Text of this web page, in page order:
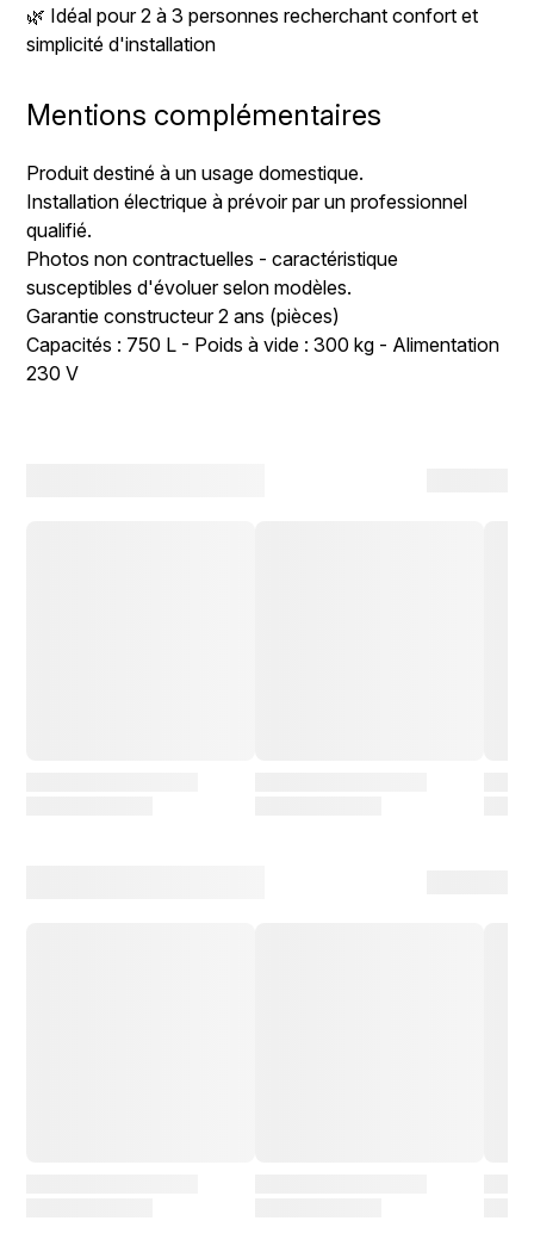
🌿 Idéal pour 2 à 3 personnes recherchant confort et
simplicité d'installation
Mentions complémentaires
Produit destiné à un usage domestique.
Installation électrique à prévoir par un professionnel
qualifié.
Photos non contractuelles - caractéristique
susceptibles d'évoluer selon modèles.
Garantie constructeur 2 ans (pièces)
Capacités : 750 L - Poids à vide : 300 kg - Alimentation
230 V